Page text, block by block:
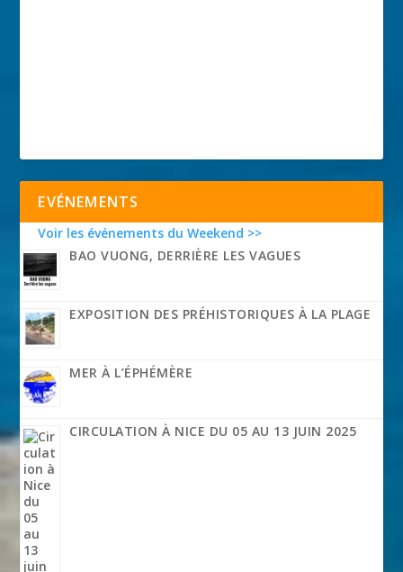
EVÉNEMENTS
Voir les événements du Weekend >>
BAO VUONG, DERRIÈRE LES VAGUES
EXPOSITION DES PRÉHISTORIQUES À LA PLAGE
MER À L’ÉPHÉMÈRE
CIRCULATION À NICE DU 05 AU 13 JUIN 2025